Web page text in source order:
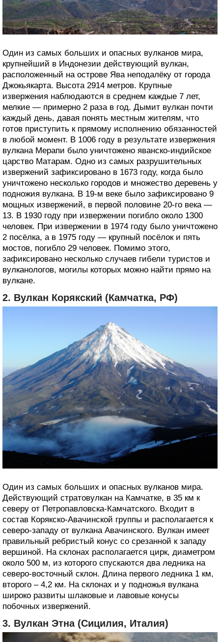
Один из самых больших и опасных вулканов мира,
крупнейший в Индонезии действующий вулкан,
расположенный на острове Ява неподалёку от города
Джокьякарта. Высота 2914 метров. Крупные
извержения наблюдаются в среднем каждые 7 лет,
мелкие — примерно 2 раза в год. Дымит вулкан почти
каждый день, давая понять местным жителям, что
готов приступить к прямому исполнению обязанностей
в любой момент. В 1006 году в результате извержения
вулкана Мерапи было уничтожено яванско-индийское
царство Матарам. Одно из самых разрушительных
извержений зафиксировано в 1673 году, когда было
уничтожено несколько городов и множество деревень у
подножия вулкана. В 19-м веке было зафиксировано 9
мощных извержений, в первой половине 20-го века —
13. В 1930 году при извержении погибло около 1300
человек. При извержении в 1974 году было уничтожено
2 посёлка, а в 1975 году — крупный посёлок и пять
мостов, погибло 29 человек. Помимо этого,
зафиксировано несколько случаев гибели туристов и
вулканологов, могилы которых можно найти прямо на
вулкане.
2. Вулкан Корякский (Камчатка, РФ)
Один из самых больших и опасных вулканов мира.
Действующий стратовулкан на Камчатке, в 35 км к
северу от Петропавловска-Камчатского. Входит в
состав Корякско-Авачинской группы и располагается к
северо-западу от вулкана Авачинского. Вулкан имеет
правильный ребристый конус со срезанной к западу
вершиной. На склонах располагается цирк, диаметром
около 500 м, из которого спускаются два ледника на
северо-восточный склон. Длина первого ледника 1 км,
второго – 4,2 км. На склонах и у подножья вулкана
широко развиты шлаковые и лавовые конусы
побочных извержений.
3. Вулкан Этна (Сицилия, Италия)